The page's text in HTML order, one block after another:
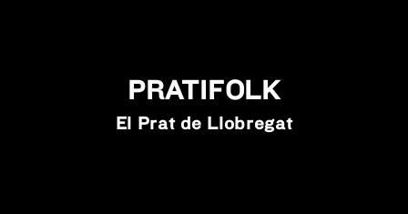
PRATIFOLK
El Prat de Llobregat